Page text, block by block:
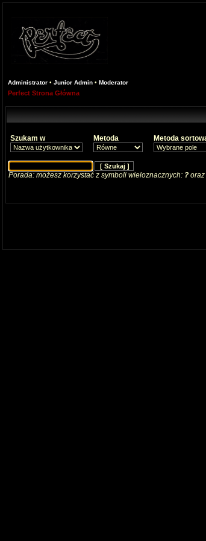
Administrator • Junior Admin • Moderator
Perfect Strona Główna
Szukam w Metoda Metoda
Porada: możesz korzystać z symboli wieloznacznych: ? oraz